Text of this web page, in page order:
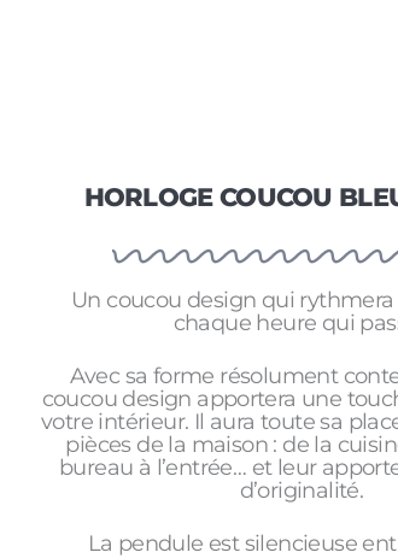
HORLOGE COUCOU
Un coucou design qui
chaque heure qui
Avec sa forme résolument
coucou design apportera une
votre intérieur. Il aura toute sa
pièces de la maison : de la
bureau à l’entrée… et leur
d’originalité.
La pendule est silencieuse